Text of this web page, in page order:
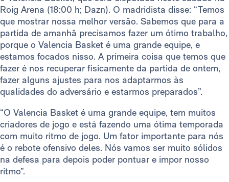
Roig Arena (18:00 h; Dazn). O madridista disse: “Temos
que mostrar nossa melhor versão. Sabemos que para a
partida de amanhã precisamos fazer um ótimo trabalho,
porque o Valencia Basket é uma grande equipe, e
estamos focados nisso. A primeira coisa que temos que
fazer é nos recuperar fisicamente da partida de ontem,
fazer alguns ajustes para nos adaptarmos às
qualidades do adversário e estarmos preparados”.
“O Valencia Basket é uma grande equipe, tem muitos
criadores de jogo e está fazendo uma ótima temporada
com muito ritmo de jogo. Um fator importante para nós
é o rebote ofensivo deles. Nós vamos ser muito sólidos
na defesa para depois poder pontuar e impor nosso
ritmo”.